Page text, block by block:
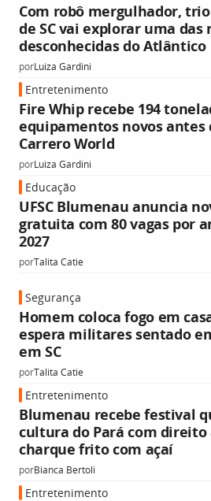
Com robô mergulhador,
de SC vai explorar uma das
desconhecidas do Atlântico
porLuiza Gardini
Entretenimento
Fire Whip recebe 194
equipamentos novos antes
Carrero World
porLuiza Gardini
Educação
UFSC Blumenau anuncia
gratuita com 80 vagas por
2027
porTalita Catie
Segurança
Homem coloca fogo em
espera militares sentado
em SC
porTalita Catie
Entretenimento
Blumenau recebe festival
cultura do Pará com direito
charque frito com açaí
porBianca Bertoli
Entretenimento